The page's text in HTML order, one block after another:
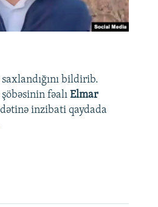
bildirib.
fəalı Elmar
inzibati qaydada